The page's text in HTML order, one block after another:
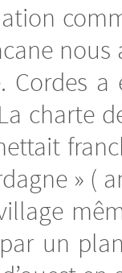
Cordes
charte
» (
un